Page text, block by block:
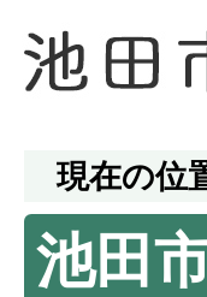
現在の位
池田